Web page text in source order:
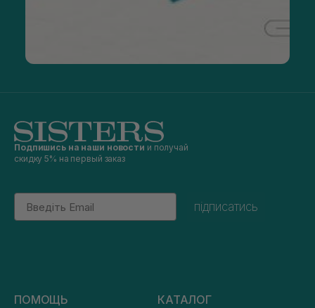
Подпишись на наши новости и получай
скидку 5% на первый заказ
Email
підписатись
ПОМОЩЬ КАТАЛОГ